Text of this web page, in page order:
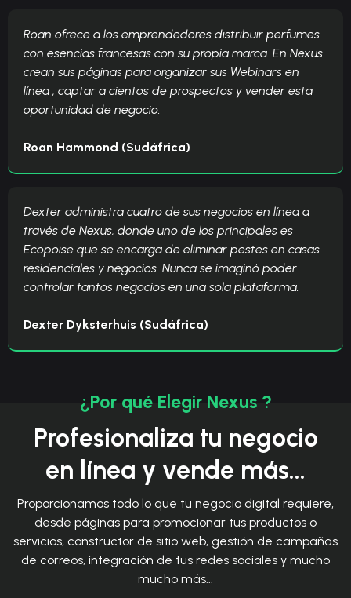
Roan ofrece a los emprendedores distribuir perfumes
con esencias francesas con su propia marca. En Nexus
crean sus páginas para organizar sus Webinars en
línea , captar a cientos de prospectos y vender esta
oportunidad de negocio.
Roan Hammond (Sudáfrica)
Dexter administra cuatro de sus negocios en línea a
través de Nexus, donde uno de los principales es
Ecopoise que se encarga de eliminar pestes en casas
residenciales y negocios. Nunca se imaginó poder
controlar tantos negocios en una sola plataforma.
Dexter Dyksterhuis (Sudáfrica)
¿Por qué Elegir Nexus ?
Profesionaliza tu negocio
en línea y vende más...
Proporcionamos todo lo que tu negocio digital requiere,
desde páginas para promocionar tus productos o
servicios, constructor de sitio web, gestión de campañas
de correos, integración de tus redes sociales y mucho
mucho más...